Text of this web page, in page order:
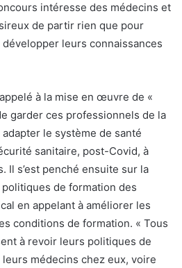
intéresse des médecins et
de partir rien que pour
leurs connaissances
à la mise en œuvre de «
garder ces professionnels de la
le système de santé
sanitaire, post-Covid, à
Il s’est penché ensuite sur la
de formation des
en appelant à améliorer les
conditions de formation. « Tous
à revoir leurs politiques de
médecins chez eux, voire